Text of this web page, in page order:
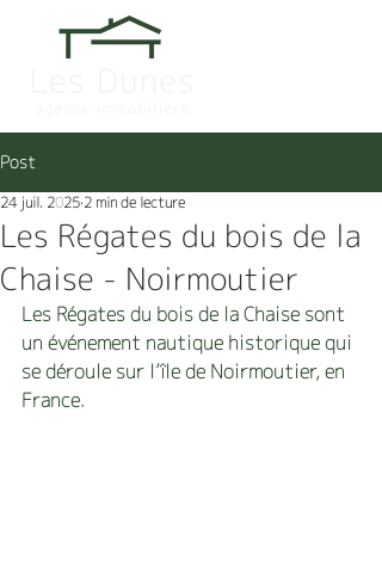
Post
Les Régates du bois de la
Chaise - Noirmoutier
24 juil. 2025 2 min de lecture
Les Régates du bois de la Chaise sont
un événement nautique historique qui
se déroule sur l’île de Noirmoutier, en
France.